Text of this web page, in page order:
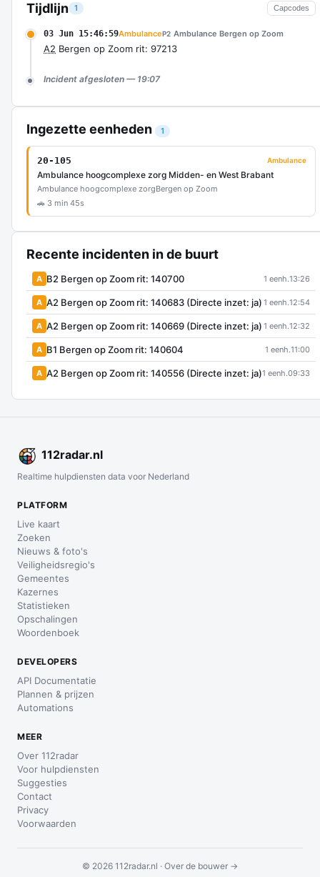
Tijdlijn 1 Capcodes
03 Jun 15:46:59AmbulanceP2 Ambulance Bergen op Zoom
A2 Bergen op Zoom rit: 97213
Incident afgesloten — 19:07
Ingezette eenheden 1
20-105 Ambulance
Ambulance hoogcomplexe zorg Midden- en West Brabant
Ambulance hoogcomplexe zorgBergen op Zoom
🚗 3 min 45s
Recente incidenten in de buurt
A B2 Bergen op Zoom rit: 140700 1 eenh.13:26
A A2 Bergen op Zoom rit: 140683 (Directe inzet: ja) 1 eenh.12:54
A A2 Bergen op Zoom rit: 140669 (Directe inzet: ja) 1 eenh.12:32
A B1 Bergen op Zoom rit: 140604 1 eenh.11:00
A A2 Bergen op Zoom rit: 140556 (Directe inzet: ja)1 eenh.09:33
112radar.nl
Realtime hulpdiensten data voor Nederland
PLATFORM
Live kaart
Zoeken
Nieuws & foto's
Veiligheidsregio's
Gemeentes
Kazernes
Statistieken
Opschalingen
Woordenboek
DEVELOPERS
API Documentatie
Plannen & prijzen
Automations
MEER
Over 112radar
Voor hulpdiensten
Suggesties
Contact
Privacy
Voorwaarden
© 2026 112radar.nl · Over de bouwer →